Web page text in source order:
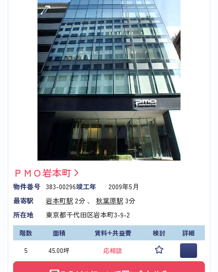
ＰＭＯ岩本町
物件番号 383-00296竣工年
2009年5月
最寄駅
岩本町駅 2分 、 秋葉原駅 3分
所在地
東京都千代田区岩本町3-9-2
階数 面積 賃料+共益費 検討
詳細
5
45.00坪 応相談